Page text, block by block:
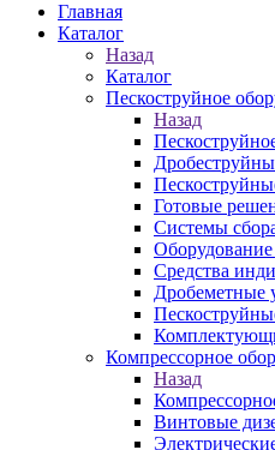
Главная
Каталог
Назад
Каталог
Пескоструйное
Назад
Готовые
Системы
Оборудование
Средства
Дробеметные
Компрессорное
Назад
Винтовые